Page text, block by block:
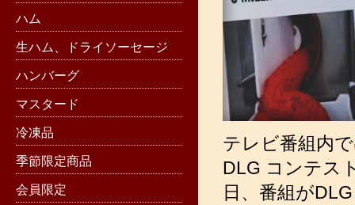
ハム
生ハム、ドライソーセージ
ハンバーグ
マスタード
冷凍品
季節限定商品
会員限定
テレビ番組内
DLG コンテス
日、番組が